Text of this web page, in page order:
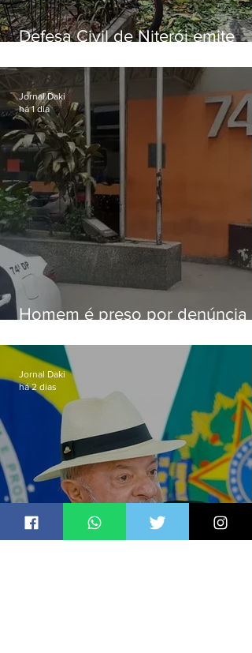
Defesa Civil de Niterói emite
sexta-feira (07)
Homem é preso por denúncia
Alcântara
Jornal Daki
há 1 dia
Jornal Daki
há 2 dias